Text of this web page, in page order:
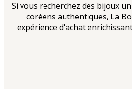
Si vous recherchez des bijoux
coréens authentiques, La
expérience d'achat